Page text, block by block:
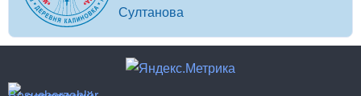
Султанова